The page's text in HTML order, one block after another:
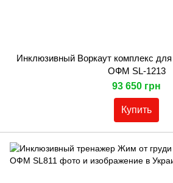
Инклюзивный Воркаут комплекс
ОФМ SL-1213
93 650 грн
Купить